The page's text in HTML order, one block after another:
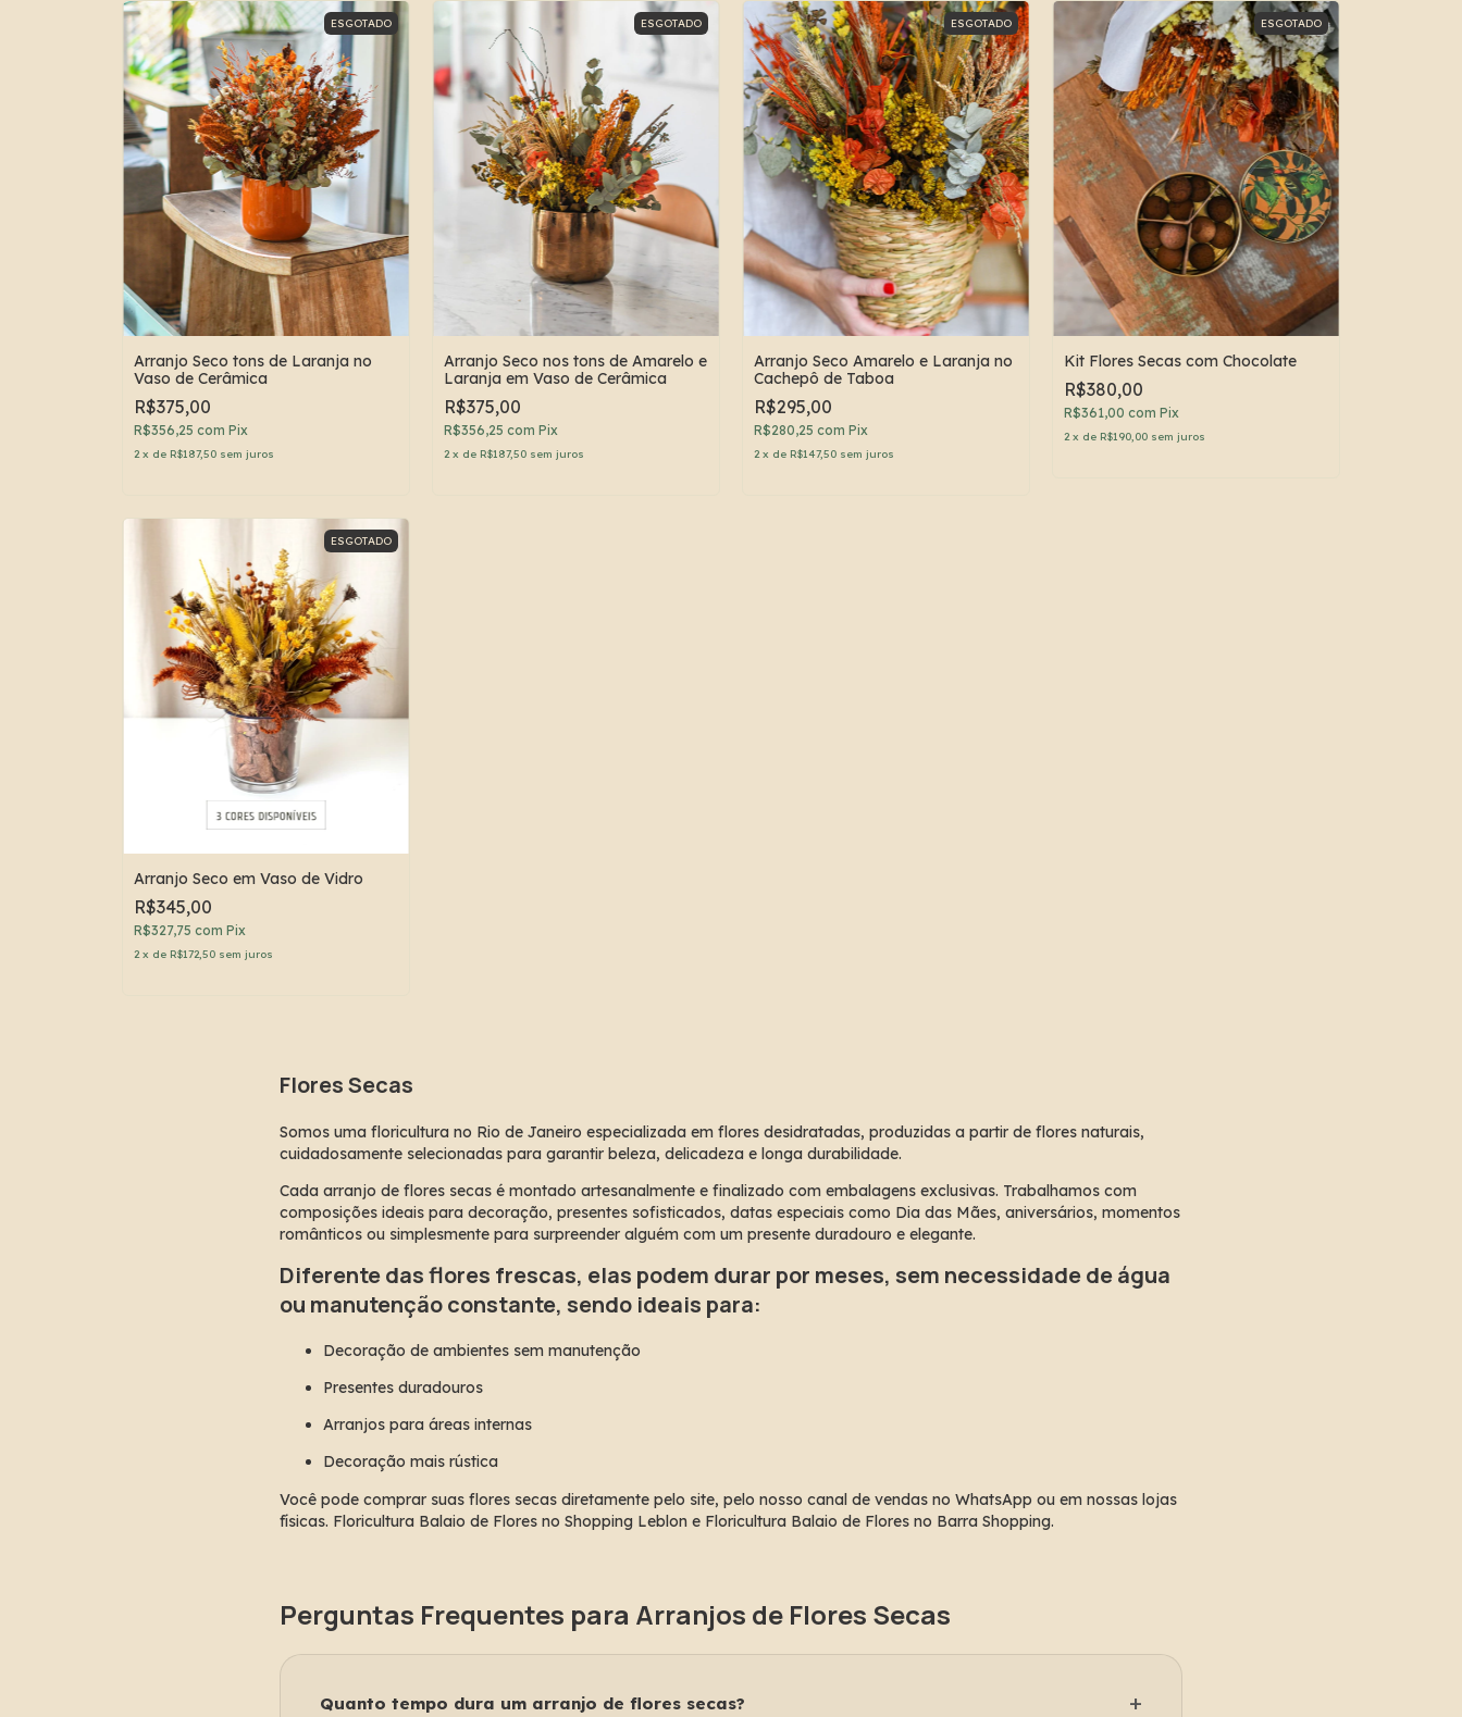
ESGOTADO
Arranjo Seco tons de Laranja no
Vaso de Cerâmica
R$375,00
R$356,25 com Pix
2 x de R$187,50 sem juros
ESGOTADO
Arranjo Seco nos tons de Amarelo e
Laranja em Vaso de Cerâmica
R$375,00
R$356,25 com Pix
2 x de R$187,50 sem juros
ESGOTADO
Arranjo Seco Amarelo e Laranja no
Cachepô de Taboa
R$295,00
R$280,25 com Pix
2 x de R$147,50 sem juros
ESGOTADO
Kit Flores Secas com Chocolate
R$380,00
R$361,00 com Pix
2 x de R$190,00 sem juros
ESGOTADO
Arranjo Seco em Vaso de Vidro
R$345,00
R$327,75 com Pix
2 x de R$172,50 sem juros
Flores Secas
Somos uma floricultura no Rio de Janeiro especializada em flores desidratadas, produzidas a partir de flores naturais,
cuidadosamente selecionadas para garantir beleza, delicadeza e longa durabilidade.
Cada arranjo de flores secas é montado artesanalmente e finalizado com embalagens exclusivas. Trabalhamos com
composições ideais para decoração, presentes sofisticados, datas especiais como Dia das Mães, aniversários, momentos
românticos ou simplesmente para surpreender alguém com um presente duradouro e elegante.
Diferente das flores frescas, elas podem durar por meses, sem necessidade de água
ou manutenção constante, sendo ideais para:
Decoração de ambientes sem manutenção
Presentes duradouros
Arranjos para áreas internas
Decoração mais rústica
Você pode comprar suas flores secas diretamente pelo site, pelo nosso canal de vendas no WhatsApp ou em nossas lojas
físicas. Floricultura Balaio de Flores no Shopping Leblon e Floricultura Balaio de Flores no Barra Shopping.
Perguntas Frequentes para Arranjos de Flores Secas
Quanto tempo dura um arranjo de flores secas? +